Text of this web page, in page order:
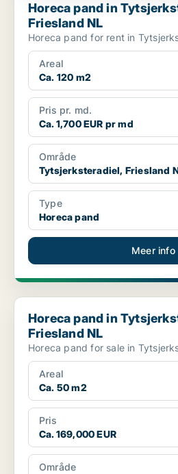
Horeca pand in
Friesland NL
Horeca pand for rent in
Areal
Ca. 120 m2
Pris pr. md.
Ca. 1,700 EUR pr md
Område
Tytsjerksteradiel, Friesland
Type
Horeca pand
Meer info
Horeca pand in Tytsjerksteradiel,
Horeca pand in
Friesland NL
Horeca pand for sale in
Areal
Ca. 50 m2
Pris
Ca. 169,000 EUR
Område